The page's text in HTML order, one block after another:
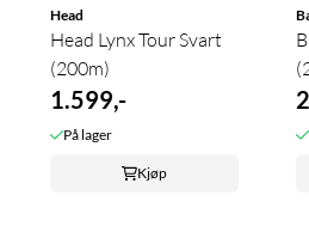
Head
Head Lynx Tour Svart
(200m)
1.599,-
På lager
Kjøp